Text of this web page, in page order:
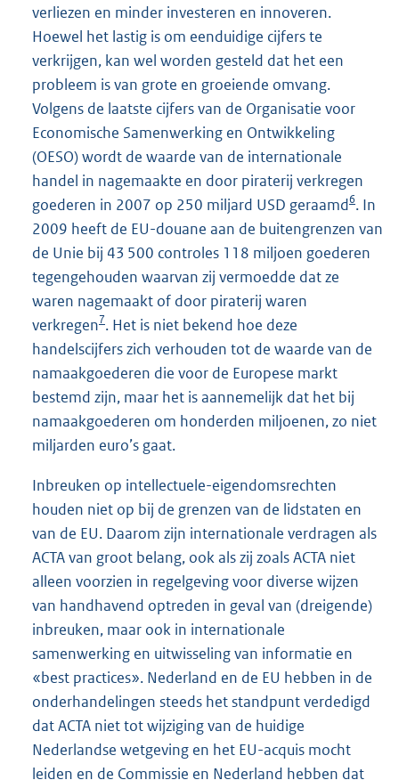
verliezen en minder investeren en innoveren.
Hoewel het lastig is om eenduidige cijfers te
verkrijgen, kan wel worden gesteld dat het een
probleem is van grote en groeiende omvang.
Volgens de laatste cijfers van de Organisatie voor
Economische Samenwerking en Ontwikkeling
(OESO) wordt de waarde van de internationale
handel in nagemaakte en door piraterij verkregen
goederen in 2007 op 250 miljard USD geraamd6. In
2009 heeft de EU-douane aan de buitengrenzen van
de Unie bij 43 500 controles 118 miljoen goederen
tegengehouden waarvan zij vermoedde dat ze
waren nagemaakt of door piraterij waren
verkregen7. Het is niet bekend hoe deze
handelscijfers zich verhouden tot de waarde van de
namaakgoederen die voor de Europese markt
bestemd zijn, maar het is aannemelijk dat het bij
namaakgoederen om honderden miljoenen, zo niet
miljarden euro’s gaat.
Inbreuken op intellectuele-eigendomsrechten
houden niet op bij de grenzen van de lidstaten en
van de EU. Daarom zijn internationale verdragen als
ACTA van groot belang, ook als zij zoals ACTA niet
alleen voorzien in regelgeving voor diverse wijzen
van handhavend optreden in geval van (dreigende)
inbreuken, maar ook in internationale
samenwerking en uitwisseling van informatie en
«best practices». Nederland en de EU hebben in de
onderhandelingen steeds het standpunt verdedigd
dat ACTA niet tot wijziging van de huidige
Nederlandse wetgeving en het EU-acquis mocht
leiden en de Commissie en Nederland hebben dat